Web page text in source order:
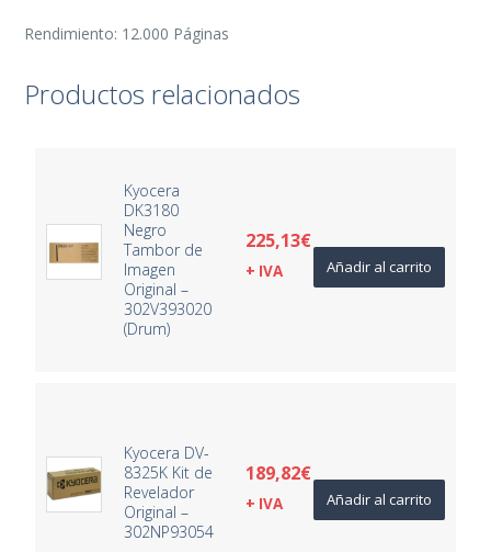
Rendimiento: 12.000 Páginas
Productos relacionados
Kyocera
DK3180
Negro
Tambor de
Imagen
Original –
302V393020
(Drum)
225,13€
+ IVA Añadir al carrito
Kyocera DV-
8325K Kit de
Revelador
Original –
302NP93054
189,82€
+ IVA Añadir al carrito